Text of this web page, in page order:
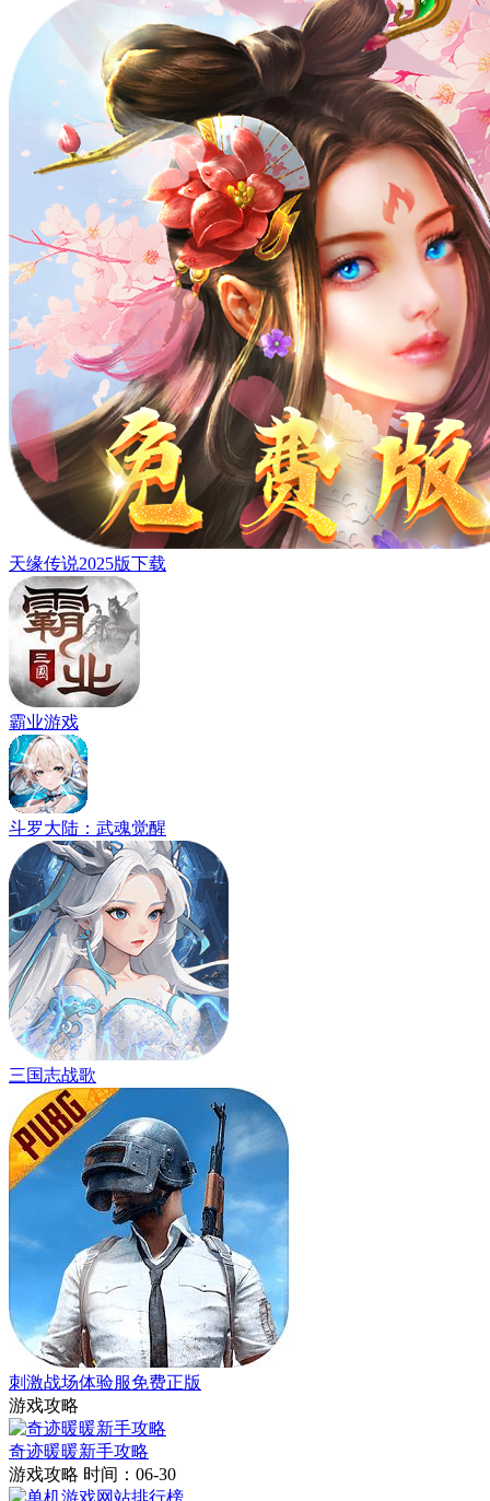
天缘传说2025版下载
霸业游戏
斗罗大陆：武魂觉醒
三国志战歌
刺激战场体验服免费正版
游戏攻略
奇迹暖暖新手攻略
游戏攻略 时间：06-30